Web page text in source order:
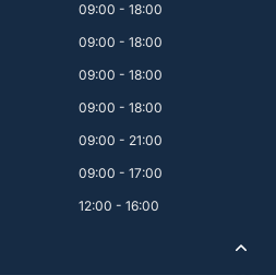
09:00 - 18:00
09:00 - 18:00
09:00 - 18:00
09:00 - 18:00
09:00 - 21:00
09:00 - 17:00
12:00 - 16:00